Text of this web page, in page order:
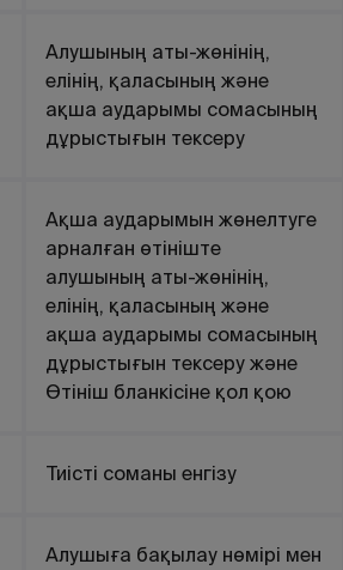
Алушының аты-жөнінің,
елінің, қаласының және
ақша аударымы сомасының
дұрыстығын тексеру
Ақша аударымын жөнелтуге
арналған өтініште
алушының аты-жөнінің,
елінің, қаласының және
ақша аударымы сомасының
дұрыстығын тексеру және
Өтініш бланкісіне қол қою
Тиісті соманы енгізу
Алушыға бақылау нөмірі мен